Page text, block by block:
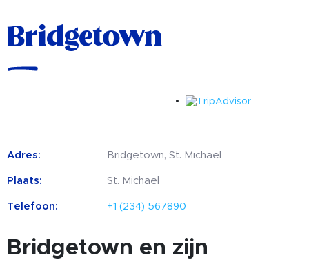
Bridgetown
Adres: Bridgetown, St. Michael
Plaats: St. Michael
Telefoon: +1 (234) 567890
Bridgetown en zijn